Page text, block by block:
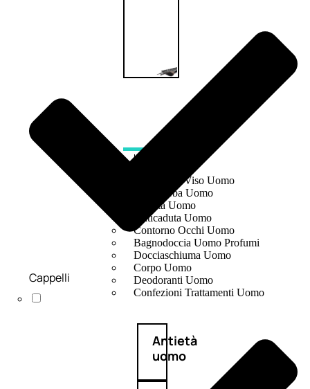
UOMO
Detergente Viso Uomo
Dopobarba Uomo
Antieta Uomo
Anticaduta Uomo
Contorno Occhi Uomo
Bagnodoccia Uomo Profumi
Docciaschiuma Uomo
Corpo Uomo
Deodoranti Uomo
Confezioni Trattamenti Uomo
Antietà
uomo
Cappelli